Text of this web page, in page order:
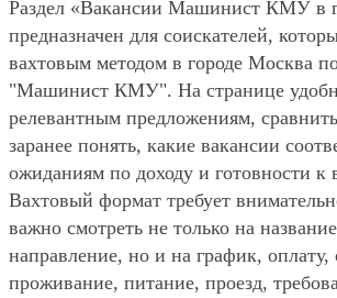
Раздел «Вакансии Машинист КМУ в
предназначен для соискателей,
вахтовым методом в городе Москва
"Машинист КМУ". На странице
релевантным предложениям,
заранее понять, какие вакансии
ожиданиям по доходу и готовности к
Вахтовый формат требует
важно смотреть не только на
направление, но и на график,
проживание, питание, проезд,